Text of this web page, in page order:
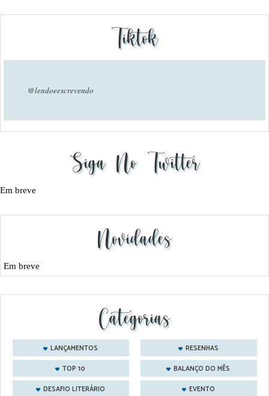
Tiktok
@lendoeescrevendo
Siga No Twitter
Em breve
Novidades
Em breve
Categorias
LANÇAMENTOS
RESENHAS
TOP 10
BALANÇO DO MÊS
DESAFIO LITERÁRIO
EVENTO